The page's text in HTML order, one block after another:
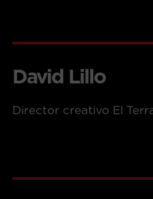
David Lillo
Director creativo El